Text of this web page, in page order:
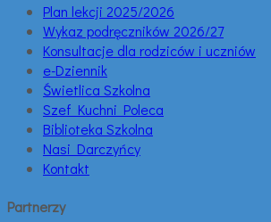
Plan lekcji 2025/2026
Wykaz podręczników 2026/27
Konsultacje dla rodziców i uczniów
e-Dziennik
Świetlica Szkolna
Szef Kuchni Poleca
Biblioteka Szkolna
Nasi Darczyńcy
Kontakt
Partnerzy